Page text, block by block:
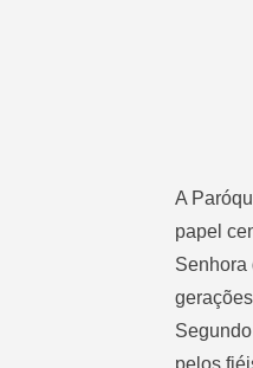
A
papel
Senhora